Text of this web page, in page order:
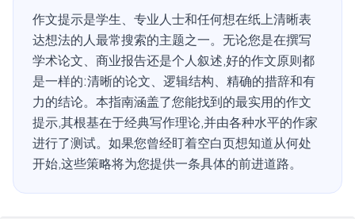
作文提示是学生、专业人士和任何想在纸上清晰表
达想法的人最常搜索的主题之一。无论您是在撰写
学术论文、商业报告还是个人叙述,好的作文原则都
是一样的:清晰的论文、逻辑结构、精确的措辞和有
力的结论。本指南涵盖了您能找到的最实用的作文
提示,其根基在于经典写作理论,并由各种水平的作家
进行了测试。如果您曾经盯着空白页想知道从何处
开始,这些策略将为您提供一条具体的前进道路。